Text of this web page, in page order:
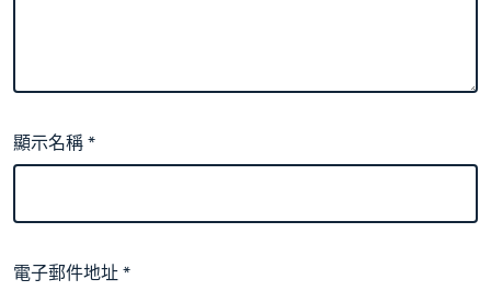
顯示名稱*
電子郵件地址*